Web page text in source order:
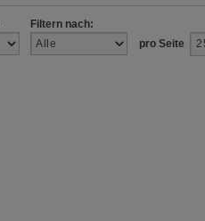
Filtern nach:
pro Seite